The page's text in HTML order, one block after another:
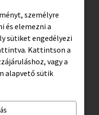
személyre
elemezni a
sütiket engedélyezi
Kattintson a
vagy a
alapvető sütik